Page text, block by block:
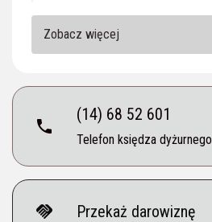
Zobacz więcej
phone
(14) 68 52 601
Telefon księdza dyżurnego
handshake Przekaż darowiznę